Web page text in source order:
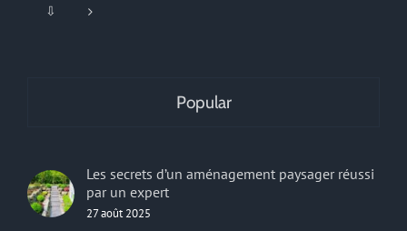
⇩
Popular
Les secrets d’un aménagement paysager réussi
par un expert
27 août 2025